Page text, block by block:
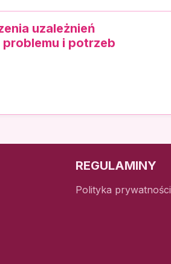
uzależnień
i potrzeb
REGULAMINY
Polityka prywatności